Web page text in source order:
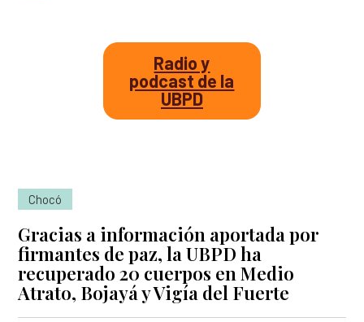
Radio y
podcast de la
UBPD
Chocó
Gracias a información aportada por
firmantes de paz, la UBPD ha
recuperado 20 cuerpos en Medio
Atrato, Bojayá y Vigía del Fuerte